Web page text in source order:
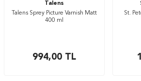
Talens
Talens Sprey Picture Varnish Matt
400 ml
994,00 TL
St.